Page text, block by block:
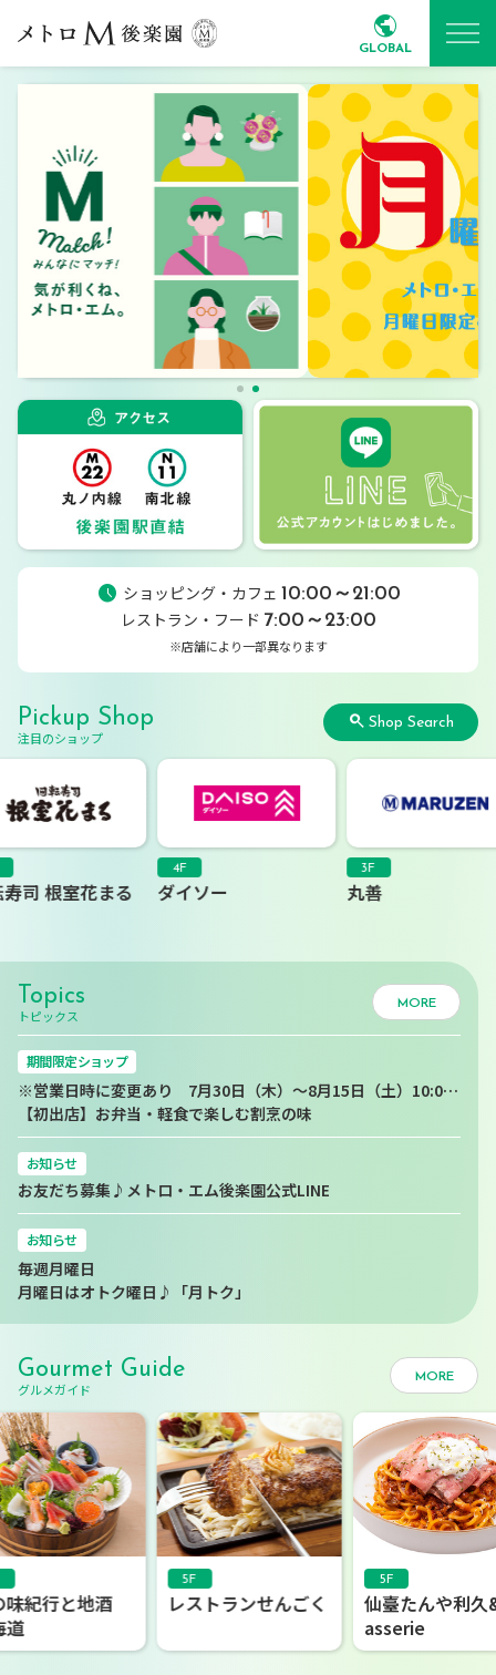
GLOBAL
ショッピング・カフェ 10:00～21:00
レストラン・フード 7:00～23:00
※店舗により一部異なります
Pickup Shop
注目のショップ
Shop Search
ダイソー 丸善
Topics
トピックス
MORE
期間限定ショップ
※営業日時に変更あり 7月30日（木）～8月15日（土）10:00～21:00
【初出店】お弁当・軽食で楽しむ割烹の味
お知らせ
お友だち募集♪メトロ・エム後楽園公式LINE
お知らせ
毎週月曜日
月曜日はオトク曜日♪「月トク」
Gourmet Guide
グルメガイド
MORE
レストランせんごく
仙臺たんや利久&Br
蕎麦前